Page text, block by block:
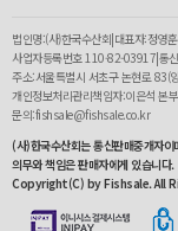
법인명:(사)한국수산회|대표자:정영훈
사업자등록번호 110-82-03917|통
주소:서울특별시 서초구 논현로 83(
개인정보처리관리책임자:이은석 본
문의:fishsale@fishsale.co.kr
(사)한국수산회는 통신판매중개자
의무와 책임은 판매자에게 있습니다.
Copyright(C) by Fishsale. All